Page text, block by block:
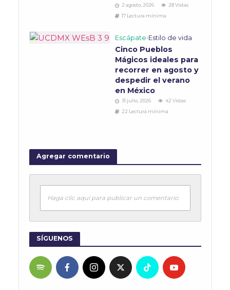
2 agosto, 2026
28 Vistas
17 Lectura mínima
Escápate•Estilo de vida
Cinco Pueblos
Mágicos ideales para
recorrer en agosto y
despedir el verano
en México
31 julio, 2026
42 Vistas
22 Lectura mínima
Agregar comentario
Haga clic aquí para publicar un comentario
SÍGUENOS